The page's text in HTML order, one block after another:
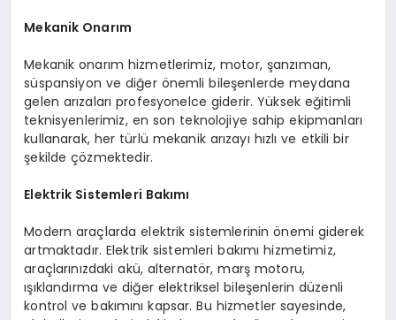
Mekanik Onarım
Mekanik onarım hizmetlerimiz, motor, şanzıman,
süspansiyon ve diğer önemli bileşenlerde meydana
gelen arızaları profesyonelce giderir. Yüksek eğitimli
teknisyenlerimiz, en son teknolojiye sahip ekipmanları
kullanarak, her türlü mekanik arızayı hızlı ve etkili bir
şekilde çözmektedir​.
Elektrik Sistemleri Bakımı
Modern araçlarda elektrik sistemlerinin önemi giderek
artmaktadır. Elektrik sistemleri bakımı hizmetimiz,
araçlarınızdaki akü, alternatör, marş motoru,
ışıklandırma ve diğer elektriksel bileşenlerin düzenli
kontrol ve bakımını kapsar. Bu hizmetler sayesinde,